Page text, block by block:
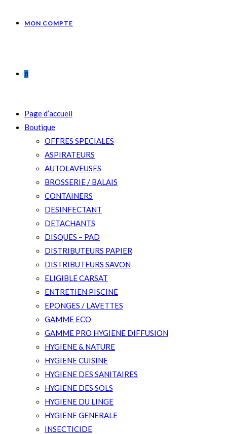
MON COMPTE
0
Page d’accueil
Boutique
OFFRES SPECIALES
ASPIRATEURS
AUTOLAVEUSES
BROSSERIE / BALAIS
CONTAINERS
DESINFECTANT
DETACHANTS
DISQUES – PAD
DISTRIBUTEURS PAPIER
DISTRIBUTEURS SAVON
ELIGIBLE CARSAT
ENTRETIEN PISCINE
EPONGES / LAVETTES
GAMME ECO
GAMME PRO HYGIENE DIFFUSION
HYGIENE & NATURE
HYGIENE CUISINE
HYGIENE DES SANITAIRES
HYGIENE DES SOLS
HYGIENE DU LINGE
HYGIENE GENERALE
INSECTICIDE